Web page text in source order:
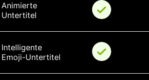
Animierte
Untertitel
Intelligente
Emoji-Untertitel